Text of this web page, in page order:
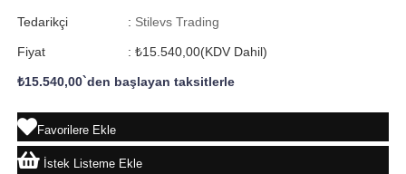
Tedarikçi : Stilevs Trading
Fiyat : ₺15.540,00(KDV Dahil)
₺15.540,00`den başlayan taksitlerle
Favorilere Ekle
İstek Listeme Ekle